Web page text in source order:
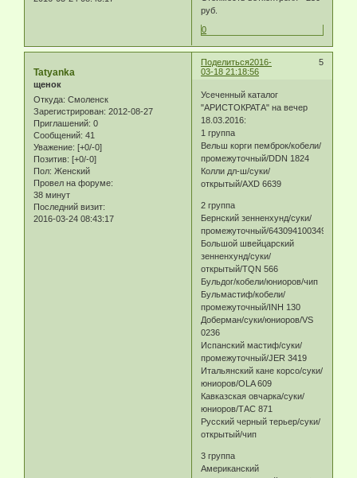
руб.
0
Поделиться 5
2016-
03-18 21:18:56
Tatyanka
щенок
Откуда: Смоленск
Зарегистрирован: 2012-08-27
Приглашений: 0
Сообщений: 41
Уважение: [+0/-0]
Позитив: [+0/-0]
Пол: Женский
Провел на форуме:
38 минут
Последний визит:
2016-03-24 08:43:17
Усеченный каталог
"АРИСТОКРАТА" на вечер
18.03.2016:
1 группа
Вельш корги пемброк/кобели/
промежуточный/DDN 1824
Колли дл-ш/суки/
открытый/AXD 6639
2 группа
Бернский зенненхунд/суки/
промежуточный/643094100349846
Большой швейцарский
зенненхунд/суки/
открытый/TQN 566
Бульдог/кобели/юниоров/чип
Бульмастиф/кобели/
промежуточный/INH 130
Доберман/суки/юниоров/VS
0236
Испанский мастиф/суки/
промежуточный/JER 3419
Итальянский кане корсо/суки/
юниоров/OLA 609
Кавказская овчарка/суки/
юниоров/ТАС 871
Русский черный терьер/суки/
открытый/чип
3 группа
Американский